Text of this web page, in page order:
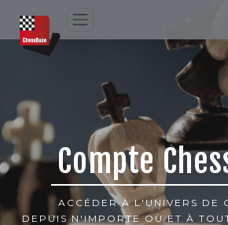
Compte
ACCÉDER À L'UNIVERS DE
DEPUIS N'IMPORTE OÙ ET À